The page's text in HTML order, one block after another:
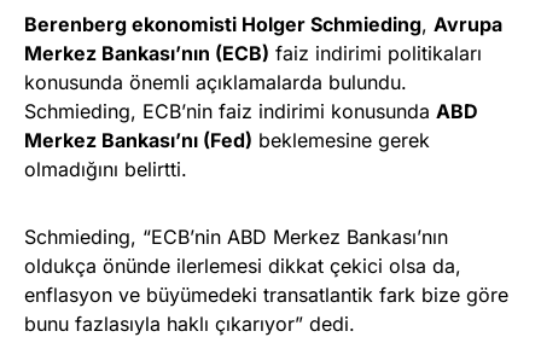
Berenberg ekonomisti Holger Schmieding, Avrupa
Merkez Bankası’nın (ECB) faiz indirimi politikaları
konusunda önemli açıklamalarda bulundu.
Schmieding, ECB’nin faiz indirimi konusunda ABD
Merkez Bankası’nı (Fed) beklemesine gerek
olmadığını belirtti.
Schmieding, “ECB’nin ABD Merkez Bankası’nın
oldukça önünde ilerlemesi dikkat çekici olsa da,
enflasyon ve büyümedeki transatlantik fark bize göre
bunu fazlasıyla haklı çıkarıyor” dedi.